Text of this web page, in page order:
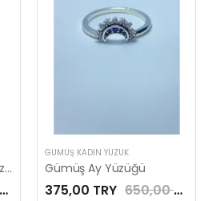
Gümüş Ay Ve Güneş Yüzük
GÜMÜŞ KADIN YÜZÜK
Gümüş Ay Yüzüğü
375,00 TRY 650,00 TRY